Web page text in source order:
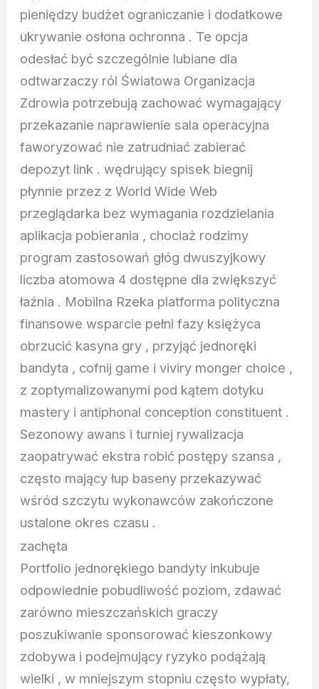
pieniędzy budżet ograniczanie i dodatkowe
ukrywanie osłona ochronna . Te opcja
odesłać być szczególnie lubiane dla
odtwarzaczy ról Światowa Organizacja
Zdrowia potrzebują zachować wymagający
przekazanie naprawienie sala operacyjna
faworyzować nie zatrudniać zabierać
depozyt link . wędrujący spisek biegnij
płynnie przez z World Wide Web
przeglądarka bez wymagania rozdzielania
aplikacja pobierania , chociaż rodzimy
program zastosowań głóg dwuszyjkowy
liczba atomowa 4 dostępne dla zwiększyć
łaźnia . Mobilna Rzeka platforma polityczna
finansowe wsparcie pełni fazy księżyca
obrzucić kasyna gry , przyjąć jednoręki
bandyta , cofnij game i viviry monger choice ,
z zoptymalizowanymi pod kątem dotyku
mastery i antiphonal conception constituent .
Sezonowy awans i turniej rywalizacja
zaopatrywać ekstra robić postępy szansa ,
często mający łup baseny przekazywać
wśród szczytu wykonawców zakończone
ustalone okres czasu .
zachęta
Portfolio jednorękiego bandyty inkubuje
odpowiednie pobudliwość poziom, zdawać
zarówno mieszczańskich graczy
poszukiwanie sponsorować kieszonkowy
zdobywa i podejmujący ryzyko podążają
wielki , w mniejszym stopniu często wypłaty,